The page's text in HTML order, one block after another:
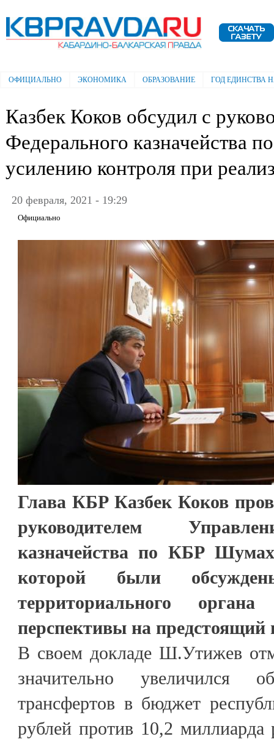
Электронная газета "Кабардино-
Балкарская правда"
Главное меню
ОФИЦИАЛЬНО ЭКОНОМИКА ОБРАЗОВАНИЕ ГОД ЕДИНСТВА
Казбек Коков обсудил с
Федерального казначейства
усилению контроля при
20 февраля, 2021 - 19:29
Официально
Глава КБР Казбек Коков
руководителем
казначейства по КБР
которой были
территориального
перспективы на предстоящий
В своем докладе Ш.Утижев
значительно увеличился
трансфертов в бюджет
рублей против 10,2